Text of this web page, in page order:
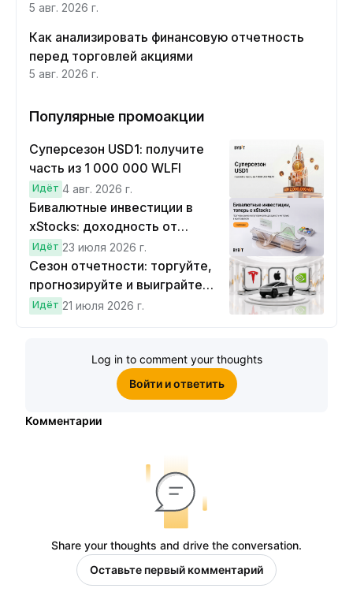
5 авг. 2026 г.
Как анализировать финансовую отчетность
перед торговлей акциями
5 авг. 2026 г.
Популярные промоакции
Суперсезон USD1: получите
часть из 1 000 000 WLFI
Идёт 4 авг. 2026 г.
Бивалютные инвестиции в
xStocks: доходность от
прогнозов
Идёт 23 июля 2026 г.
Сезон отчетности: торгуйте,
прогнозируйте и выиграйте
Cybertruck!
Идёт 21 июля 2026 г.
Log in to comment your thoughts
Войти и ответить
Комментарии
Share your thoughts and drive the conversation.
Оставьте первый комментарий